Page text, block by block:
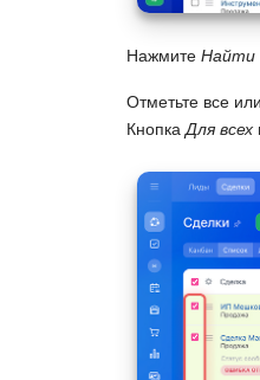
Нажмите Найти
Отметьте все
Кнопка Для всех